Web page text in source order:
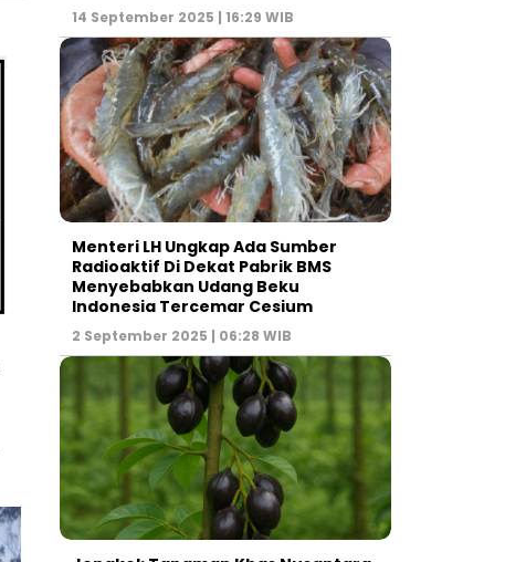
14 September 2025 | 16:29 WIB
Menteri LH Ungkap Ada Sumber
Radioaktif Di Dekat Pabrik BMS
Menyebabkan Udang Beku
Indonesia Tercemar Cesium
2 September 2025 | 06:28 WIB